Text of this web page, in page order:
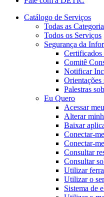
Catálogo de Serviços
Todas as
Todos os Serviços
Segurança da
Certificados
Comitê
Notificar
Orientações
Palestras
Eu Quero
Acessar
Alterar
Baixar
Conectar-
Conectar-
Consultar
Consultar
Utilizar
Utilizar o
Sistema de